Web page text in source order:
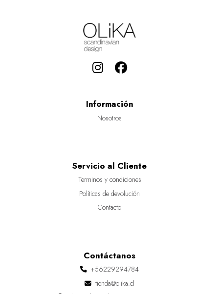
Información
Nosotros
Servicio al Cliente
Terminos y condiciones
Políticas de devolución
Contacto
Contáctanos
+56229294784
tienda@olika.cl